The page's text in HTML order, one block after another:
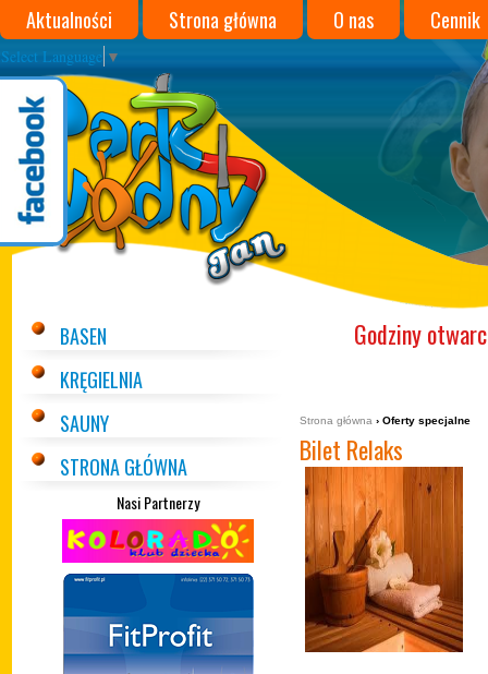
Park Wodny JAN w Darłówku
Aktualności Strona główna O nas Cennik
Select Language ▼
Godziny
BASEN
KRĘGIELNIA
SAUNY
STRONA GŁÓWNA
Nasi Partnerzy
Strona główna › Oferty specjalne
Bilet Relaks